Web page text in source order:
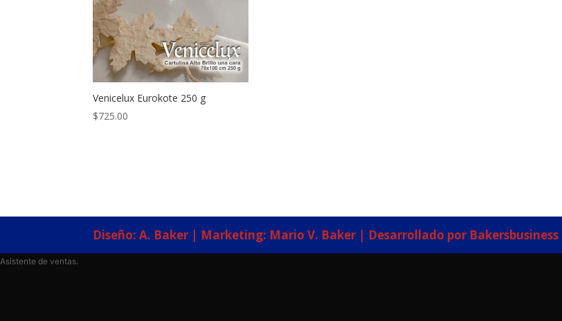
Venicelux Eurokote 250 g
$725.00
Diseño: A. Baker | Marketing: Mario V. Baker | Desarrollado por Bakersbusiness
Asistente de ventas.